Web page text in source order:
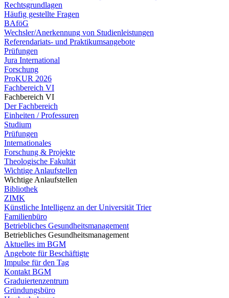
Rechtsgrundlagen
Häufig gestellte Fragen
BAföG
Wechsler/Anerkennung von Studienleistungen
Referendariats- und Praktikumsangebote
Prüfungen
Jura International
Forschung
ProKUR 2026
Fachbereich VI
Fachbereich VI
Der Fachbereich
Einheiten / Professuren
Studium
Prüfungen
Internationales
Forschung & Projekte
Theologische Fakultät
Wichtige Anlaufstellen
Wichtige Anlaufstellen
Bibliothek
ZIMK
Künstliche Intelligenz an der Universität Trier
Familienbüro
Betriebliches Gesundheitsmanagement
Betriebliches Gesundheitsmanagement
Aktuelles im BGM
Angebote für Beschäftigte
Impulse für den Tag
Kontakt BGM
Graduiertenzentrum
Gründungsbüro